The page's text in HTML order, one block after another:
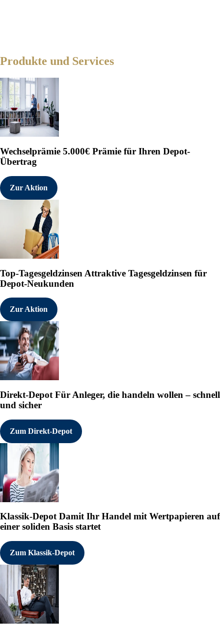
Produkte und Services
Wechselprämie 5.000€ Prämie für Ihren Depot-
Übertrag
Zur Aktion
Top-Tagesgeldzinsen Attraktive Tagesgeldzinsen für
Depot-Neukunden
Zur Aktion
Direkt-Depot Für Anleger, die handeln wollen – schnell
und sicher
Zum Direkt-Depot
Klassik-DepotDamit Ihr Handel mit Wertpapieren auf
einer soliden Basis startet
Zum Klassik-Depot